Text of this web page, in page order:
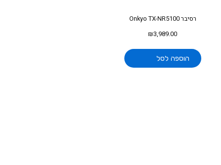
רסיבר Onkyo TX-NR5100
₪3,989.00
הוספה לסל